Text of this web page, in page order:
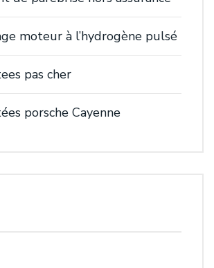
moteur à l’hydrogène pulsé
pas cher
porsche Cayenne